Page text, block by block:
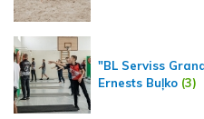
"BL Serviss
Ernests Buļko (3)